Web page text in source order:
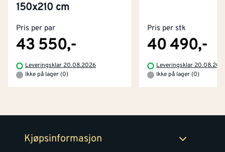
150x210 cm
Pris per par
43 550,-
Leveringsklar 20.08.2026
Ikke på lager (0)
Pris per stk
40 490,-
Leveringsklar
Ikke på lager (0)
Kjøpsinformasjon
Kjøpsbetingelser
Retur- og angrerettsskjema
Kontakt oss
Tjenester
Montér Klubb
Om Montér
Byggevarehus og åpningstider
Prismatch